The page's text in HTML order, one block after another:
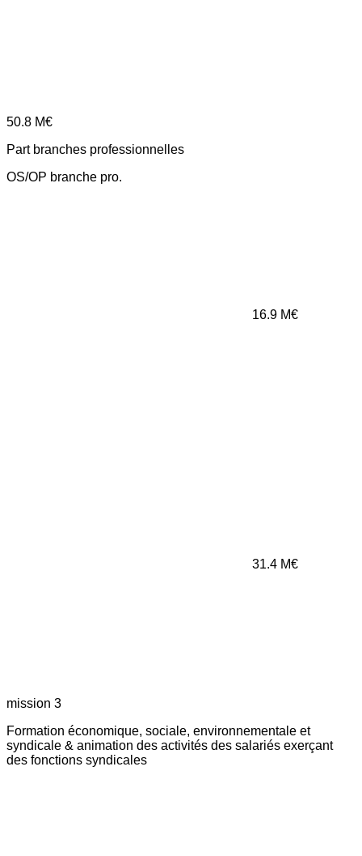
50.8 M€
Part branches professionnelles
OS/OP branche pro.
16.9 M€
31.4 M€
mission 3
Formation économique, sociale, environnementale et
syndicale & animation des activités des salariés exerçant
des fonctions syndicales